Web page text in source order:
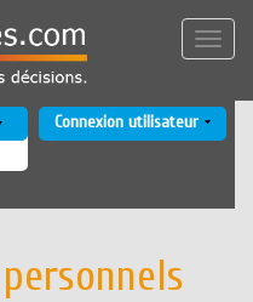
Toggle
Connexion utilisateur